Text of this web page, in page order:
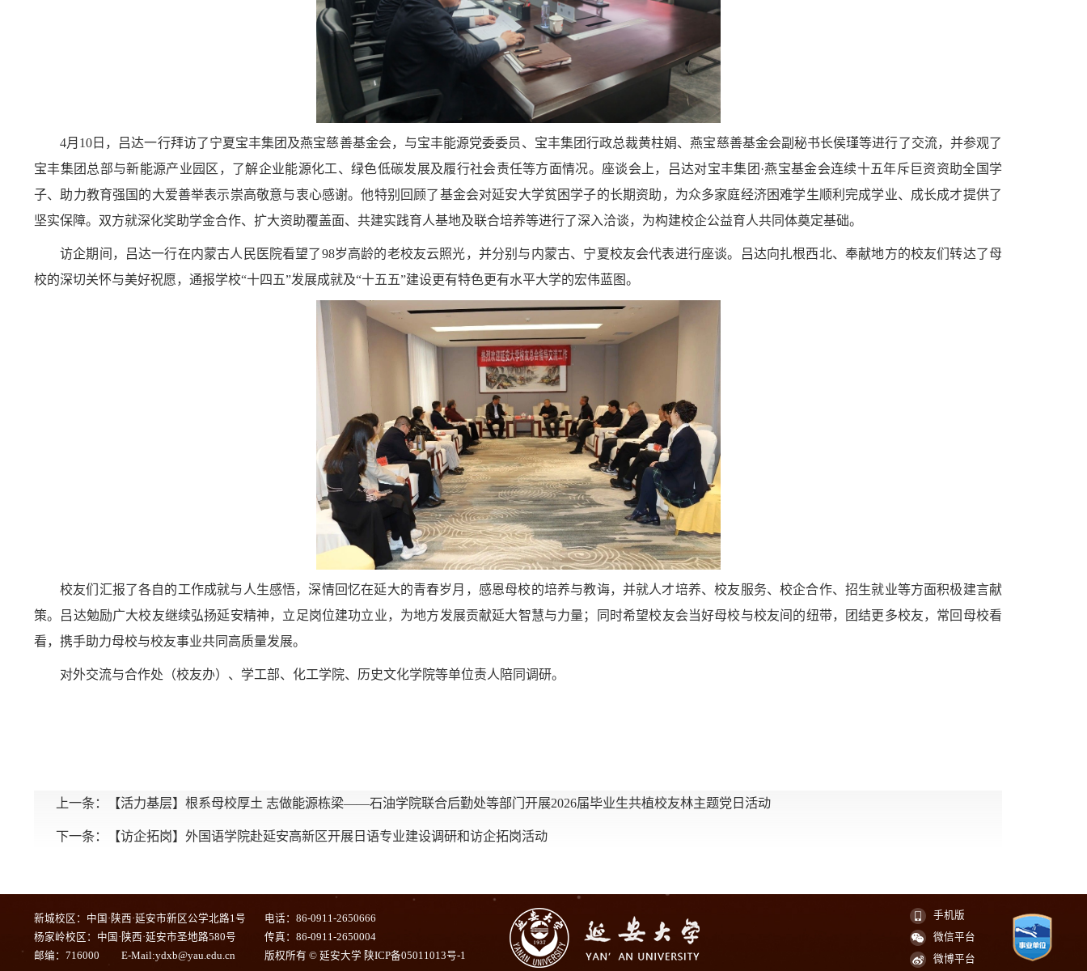
4月10日，吕达一行拜访了宁夏宝丰集团及燕宝慈善基金会，与宝丰能源党委委员、宝丰集团行政总裁黄柱娟、燕宝慈善基金会副秘书长侯瑾等进行了交流，并参观了
宝丰集团总部与新能源产业园区，了解企业能源化工、绿色低碳发展及履行社会责任等方面情况。 座谈会上 ，吕达对宝丰集团·燕宝基金会连续十五年斥巨资资助全国学
子、助力教育强国的大爱善举表示崇高敬意与衷心感谢。他特别回顾了基金会对延安大学贫困学子的长期资助，为众多家庭经济困难学生顺利完成学业、成长成才提供了
坚实保障。双方就深化奖助学金合作、扩大资助覆盖面、共建实践育人基地及联合培养等进行了深入洽谈，为构建校企公益育人共同体奠定基础。
访企期间，吕达一行在内蒙古人民医院看望了98岁高龄的老校友云照光，并分别与内蒙古、宁夏校友会代表进行座谈。吕达向扎根西北、奉献地方的校友们转达了母
校的深切关怀与美好祝愿，通报学校“十四五”发展成就及“十五五”建设更有特色更有水平大学的宏伟蓝图。
校友们汇报了各自的工作成就与人生感悟，深情回忆在延大的青春岁月，感恩母校的培养与教诲，并就人才培养、校友服务、校企合作、招生就业等方面积极建言献
策。吕达勉励广大校友继续弘扬延安精神，立足岗位建功立业，为地方发展贡献延大智慧与力量；同时希望校友会当好母校与校友间的纽带，团结更多校友，常回母校看
看，携手助力母校与校友事业共同高质量发展。
对外交流与合作处（校友办）、学工部、化工学院、历史文化学院等单位责人陪同调研。
上一条： 【活力基层】根系母校厚土 志做能源栋梁——石油学院联合后勤处等部门开展2026届毕业生共植校友林主题党日活动
下一条： 【访企拓岗】外国语学院赴延安高新区开展日语专业建设调研和访企拓岗活动
新城校区：中国·陕西·延安市新区公学北路1号
杨家岭校区：中国·陕西·延安市圣地路580号
邮编：716000
E-Mail:ydxb@yau.edu.cn
电话：86-0911-2650666
传真：86-0911-2650004
版权所有 © 延安大学 陕ICP备05011013号-1
手机版
微信平台
微博平台